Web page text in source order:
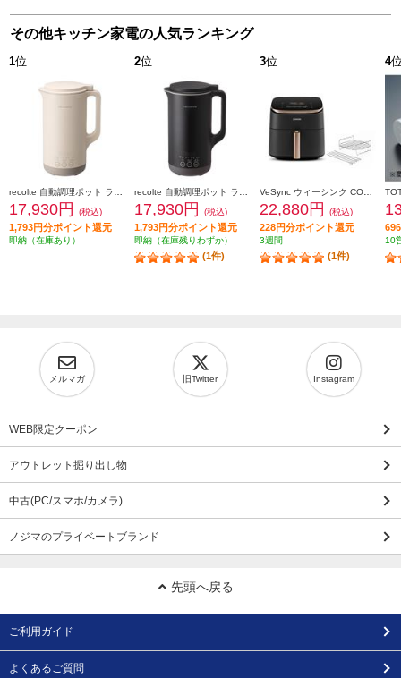
その他キッチン家電の人気ランキング
1位
17,930円 (税込)
1,793円分ポイント還元
即納（在庫あり）
2位
17,930円 (税込)
1,793円分ポイント還元
即納（在庫残りわずか）
(1件)
3位
22,880円 (税込)
228円分ポイント還元
3週間
(1件)
4
10
メルマガ 旧Twitter Instagram
WEB限定クーポン
アウトレット掘り出し物
中古(PC/スマホ/カメラ)
ノジマのプライベートブランド
先頭へ戻る
ご利用ガイド
よくあるご質問